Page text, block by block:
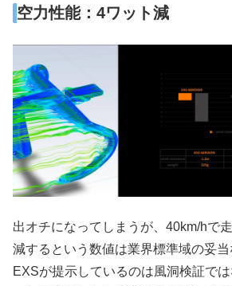
空力性能：4ワット減
出オチになってしまうが、40km/hで
減するという数値は業界標準域の妥当
EXSが提示しているのは風洞検証で